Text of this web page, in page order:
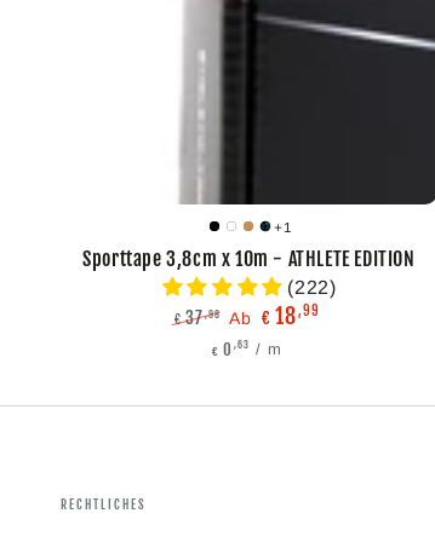
Black
White
Beige
Blue
Matrix
+1
Sporttape 3,8cm x 10m - ATHLETE EDITION
(222)
Regulärer
€ 37,98
Verkaufspreis
Ab € 18,99
Stückpreis
€ 0 ,63 / pro
m
RECHTLICHES